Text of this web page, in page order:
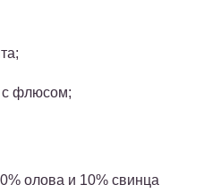
с флюсом;
олова и 10% свинца